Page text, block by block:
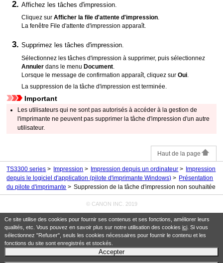
Ce site utilise des cookies pour fournir ses contenus et ses fonctions, améliorer leurs
qualités, etc. Vous pouvez en savoir plus sur notre utilisation des cookies ici. Si vous
sélectionnez "Refuser", seuls les cookies nécessaires pour fournir le contenu et les
fonctions du site sont enregistrés et stockés.
Accepter
Affichez les tâches d'impression.
Cliquez surAfficher la file d'attente d'impression
La fenêtre File d'attente d'impression apparaît.
Supprimez les tâches d'impression.
Sélectionnez les tâches d'impression à supprimer, puis sélectionnez
Annuler dans le menuDocument
Lorsque le message de confirmation apparaît, cliquez surOui
La suppression de la tâche d'impression est terminée.
Important
Les utilisateurs qui ne sont pas autorisés à accéder à la gestion de
l'imprimante ne peuvent pas supprimer la tâche d'impression d'un autre
utilisateur.
Haut de la page
TS3300 series Impression Impression depuis un ordinateur
Impression
depuis le logiciel d'application (pilote d'imprimante Windows)
Présentation
du pilote d'imprimante
Suppression de la tâche d'impression non souhaitée
© CANON INC. 2019